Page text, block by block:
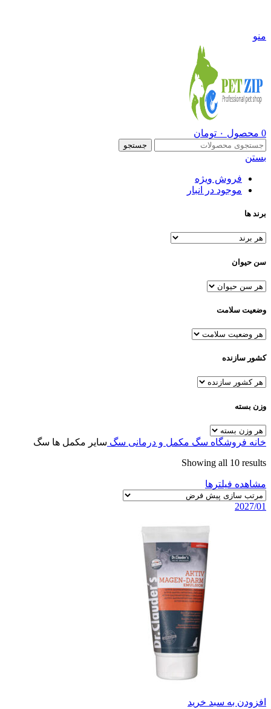
منو
0 محصول ۰ تومان
جستجو
بستن
فروش ویژه
موجود در انبار
برند ها
سن حیوان
وضعیت سلامت
کشور سازنده
وزن بسته
خانه فروشگاه سگ مکمل و درمانی سگ سایر مکمل ها سگ
Showing all 10 results
مشاهده فیلترها
2027/01
افزودن به سبد خرید